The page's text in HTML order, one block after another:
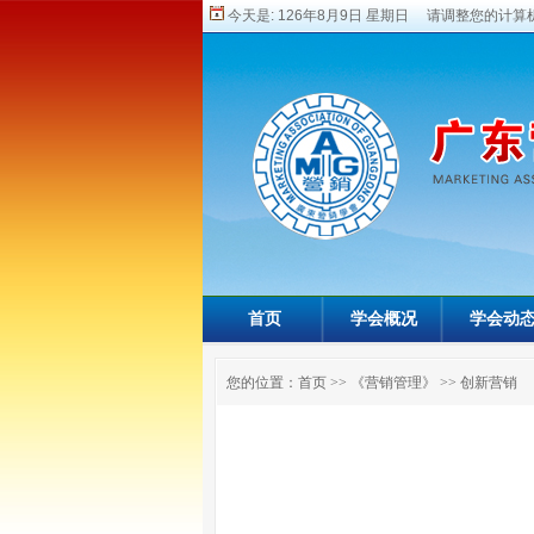
今天是: 126年8月9日 星期日 请调整您的计算
首页 学会概况 学会动
您的位置： 首页 >> 《营销管理》 >> 创新营销